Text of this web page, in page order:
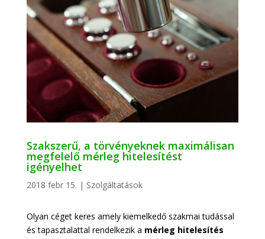
Szakszerű, a törvényeknek maximálisan
megfelelő mérleg hitelesítést
igényelhet
2018 febr 15. | Szolgáltatások
Olyan céget keres amely kiemelkedő szakmai tudással
és tapasztalattal rendelkezik a mérleg hitelesítés